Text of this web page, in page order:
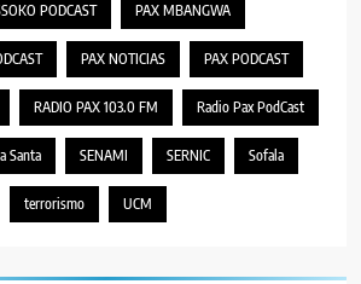
PODCAST PAX MBANGWA
PAX NOTICIAS PAX PODCAST
RADIO PAX 103.0 FM Radio Pax PodCast
Santa SENAMI SERNIC Sofala
terrorismo UCM